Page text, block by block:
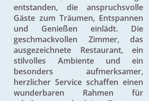
entstanden, die anspruchsvolle
Gäste zum Träumen, Entspannen
und Genießen einlädt. Die
geschmackvollen Zimmer, das
ausgezeichnete Restaurant, ein
stilvolles Ambiente und ein
besonders aufmerksamer,
herzlicher Service schaffen einen
wunderbaren Rahmen für